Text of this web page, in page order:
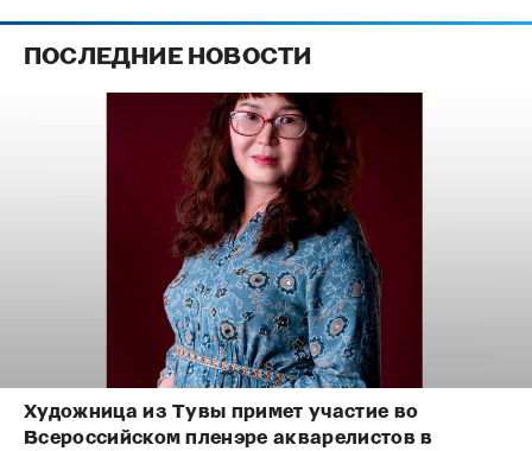
ПОСЛЕДНИЕ НОВОСТИ
Художница из Тувы примет участие во
Всероссийском пленэре акварелистов в